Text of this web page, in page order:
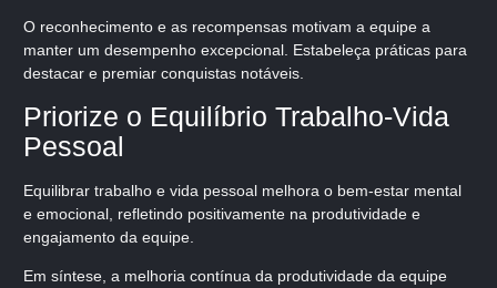
O reconhecimento e as recompensas motivam a equipe a
manter um desempenho excepcional. Estabeleça práticas para
destacar e premiar conquistas notáveis.
Priorize o Equilíbrio Trabalho-Vida
Pessoal
Equilibrar trabalho e vida pessoal melhora o bem-estar mental
e emocional, refletindo positivamente na produtividade e
engajamento da equipe.
Em síntese, a melhoria contínua da produtividade da equipe